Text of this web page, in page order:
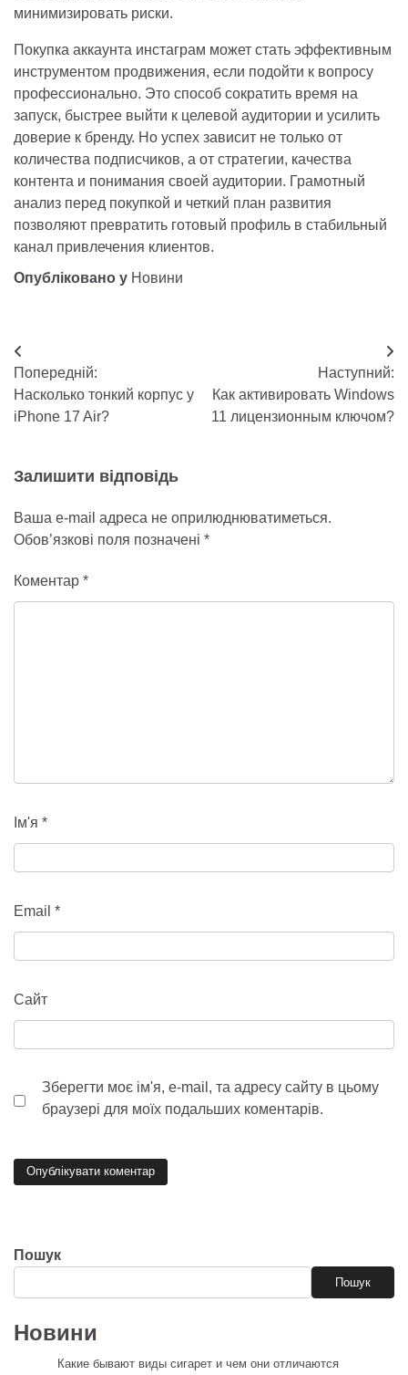
минимизировать риски.
Покупка аккаунта инстаграм может стать эффективным
инструментом продвижения, если подойти к вопросу
профессионально. Это способ сократить время на
запуск, быстрее выйти к целевой аудитории и усилить
доверие к бренду. Но успех зависит не только от
количества подписчиков, а от стратегии, качества
контента и понимания своей аудитории. Грамотный
анализ перед покупкой и четкий план развития
позволяют превратить готовый профиль в стабильный
канал привлечения клиентов.
Опубліковано у Новини
Навігація
записів
Попередній:
Насколько тонкий корпус у
iPhone 17 Air?
Наступний:
Как активировать Windows
11 лицензионным ключом?
Залишити відповідь
Ваша e-mail адреса не оприлюднюватиметься.
Обов’язкові поля позначені *
Коментар *
Ім'я *
Email *
Сайт
Зберегти моє ім'я, e-mail, та адресу сайту в цьому
браузері для моїх подальших коментарів.
Пошук
Пошук
Новини
Какие бывают виды сигарет и чем они отличаются